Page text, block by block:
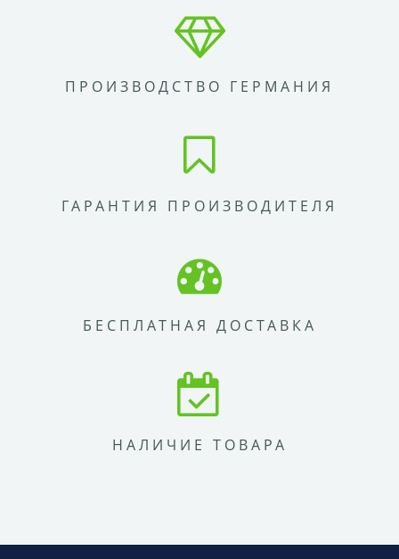
ПРОИЗВОДСТВО ГЕРМАНИЯ
ГАРАНТИЯ ПРОИЗВОДИТЕЛЯ
БЕСПЛАТНАЯ ДОСТАВКА
НАЛИЧИЕ ТОВАРА